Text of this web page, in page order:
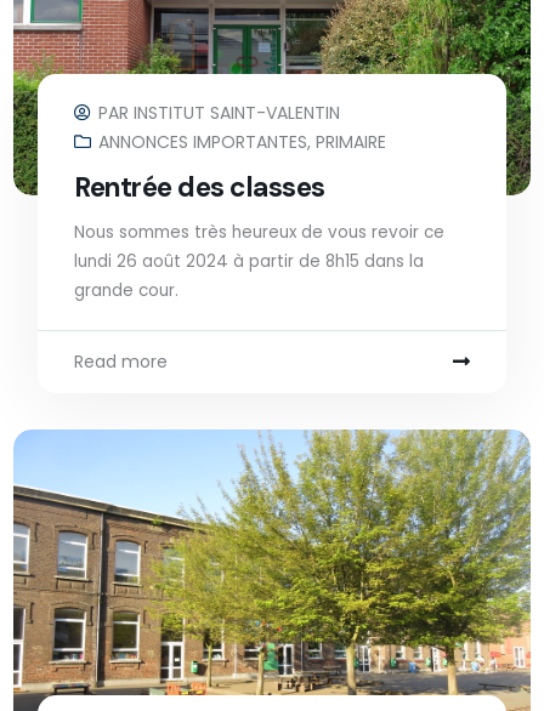
PARINSTITUT SAINT-VALENTIN
ANNONCES IMPORTANTES,PRIMAIRE
Rentrée des classes
Nous sommes très heureux de vous revoir ce
lundi 26 août 2024 à partir de 8h15 dans la
grande cour.
Read more